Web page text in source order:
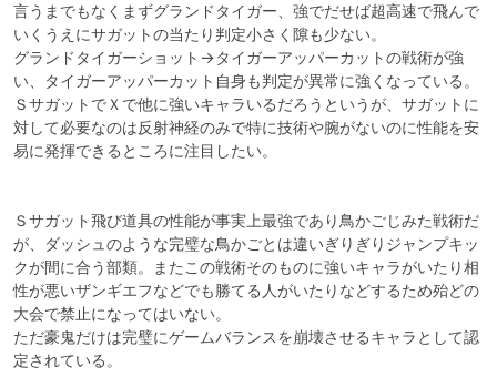
言うまでもなくまずグランドタイガー、強でだせば超高速で飛んで
いくうえにサガットの当たり判定小さく隙も少ない。
グランドタイガーショット→タイガーアッパーカットの戦術が強
い、タイガーアッパーカット自身も判定が異常に強くなっている。
ＳサガットでＸで他に強いキャラいるだろうというが、サガットに
対して必要なのは反射神経のみで特に技術や腕がないのに性能を安
易に発揮できるところに注目したい。
Ｓサガット飛び道具の性能が事実上最強であり鳥かごじみた戦術だ
が、ダッシュのような完璧な鳥かごとは違いぎりぎりジャンプキッ
クが間に合う部類。またこの戦術そのものに強いキャラがいたり相
性が悪いザンギエフなどでも勝てる人がいたりなどするため殆どの
大会で禁止になってはいない。
ただ豪鬼だけは完璧にゲームバランスを崩壊させるキャラとして認
定されている。